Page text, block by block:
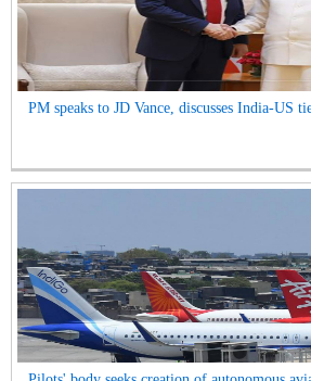
PM speaks to JD Vance, discusses India-US